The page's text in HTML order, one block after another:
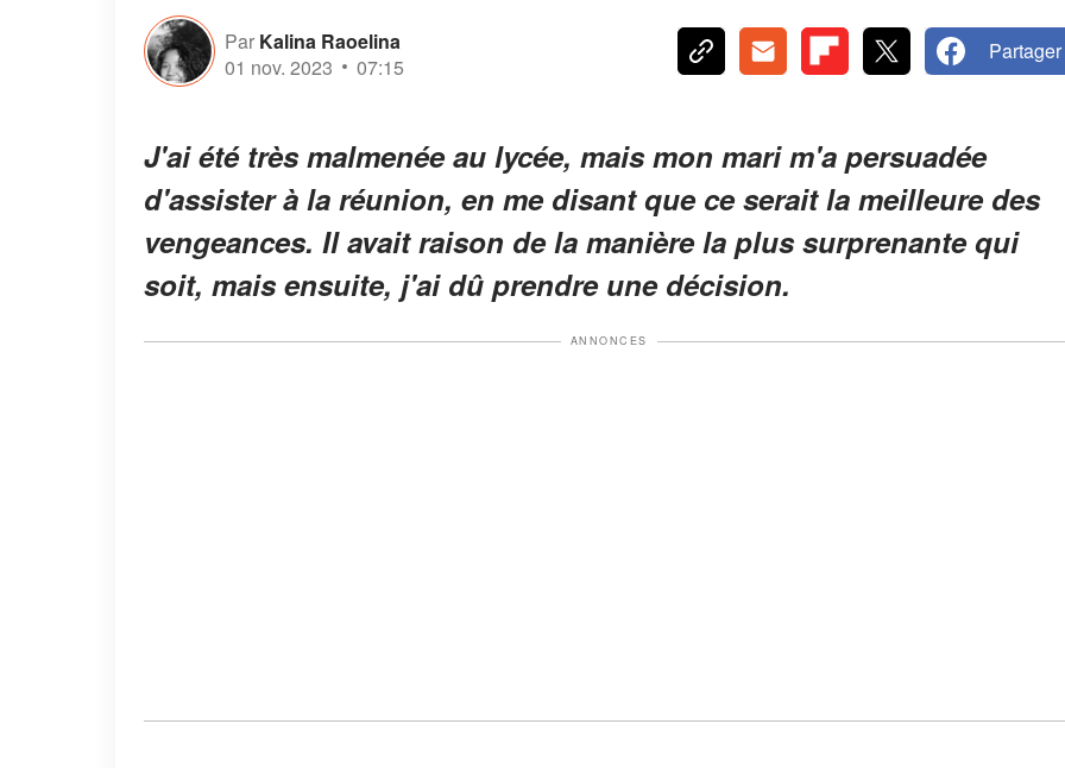
Par Kalina Raoelina
01 nov. 2023
07:15
Partager
J'ai été très malmenée au lycée, mais mon mari m'a persuadée
d'assister à la réunion, en me disant que ce serait la meilleure des
vengeances. Il avait raison de la manière la plus surprenante qui
soit, mais ensuite, j'ai dû prendre une décision.
ANNONCES